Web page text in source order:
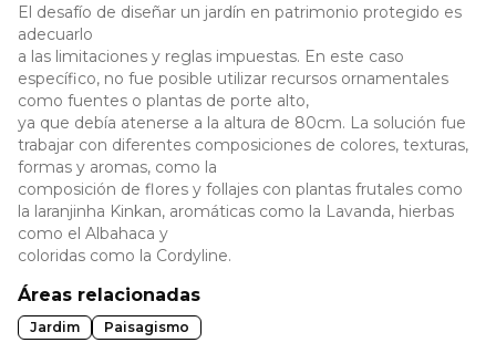
El desafío de diseñar un jardín en patrimonio protegido es
adecuarlo
a las limitaciones y reglas impuestas. En este caso
específico, no fue posible utilizar recursos ornamentales
como fuentes o plantas de porte alto,
ya que debía atenerse a la altura de 80cm. La solución fue
trabajar con diferentes composiciones de colores, texturas,
formas y aromas, como la
composición de flores y follajes con plantas frutales como
la laranjinha Kinkan, aromáticas como la Lavanda, hierbas
como el Albahaca y
coloridas como la Cordyline.
Áreas relacionadas
Jardim Paisagismo